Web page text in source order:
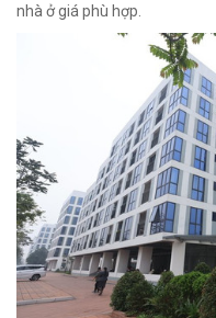
nhà ở giá phù hợp.